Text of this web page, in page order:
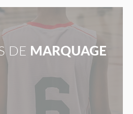
DE MARQUAGE